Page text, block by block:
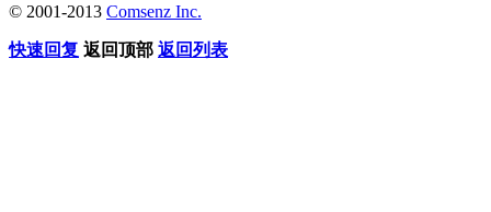
© 2001-2013 Comsenz Inc.
快速回复 返回顶部 返回列表